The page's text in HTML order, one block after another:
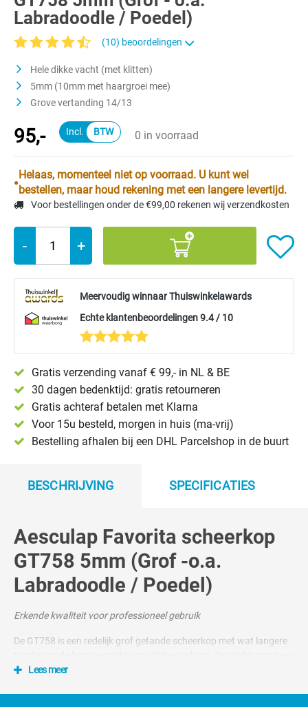
Labradoodle / Poedel)
(10) beoordelingen
Hele dikke vacht (met klitten)
5mm (10mm met haargroei mee)
Grove vertanding 14/13
95,- 0 in voorraad
Helaas, momenteel niet op voorraad. U kunt wel
bestellen, maar houd rekening met een langere levertijd.
Voor bestellingen onder de €99,00 rekenen wij verzendkosten
- +
Meervoudig winnaar Thuiswinkelawards
Echte klantenbeoordelingen 9.4 / 10
Gratis verzending vanaf € 99,- in NL & BE
30 dagen bedenktijd: gratis retourneren
Gratis achteraf betalen met Klarna
Voor 15u besteld, morgen in huis (ma-vrij)
Bestelling afhalen bij een DHL Parcelshop in de buurt
BESCHRIJVING SPECIFICATIES
Aesculap Favorita scheerkop
GT758 5mm (Grof -o.a.
Labradoodle / Poedel)
Erkende kwaliteit voor professioneel gebruik
De GT758 is een redelijk grof getande scheerkop met wat langere
veel verschillende rassen. Deze scheerkop wordt ook veel gebruikt
Lees meer